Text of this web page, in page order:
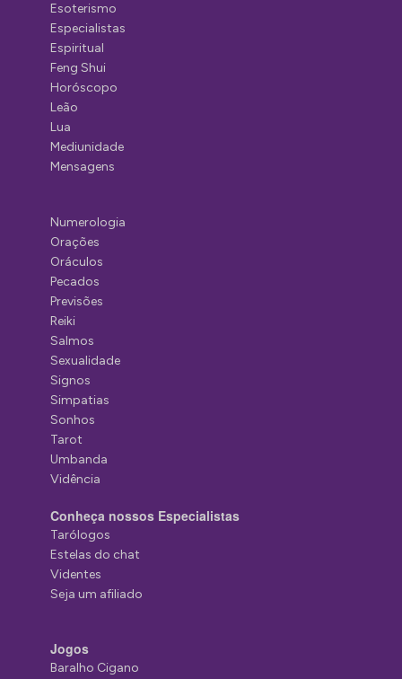
Esoterismo
Especialistas
Espiritual
Feng Shui
Horóscopo
Leão
Lua
Mediunidade
Mensagens
Numerologia
Orações
Oráculos
Pecados
Previsões
Reiki
Salmos
Sexualidade
Signos
Simpatias
Sonhos
Tarot
Umbanda
Vidência
Conheça nossos Especialistas
Tarólogos
Estelas do chat
Videntes
Seja um afiliado
Jogos
Baralho Cigano